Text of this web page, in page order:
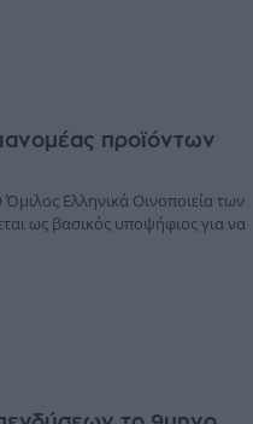
προϊόντων
Ελληνικά Οινοποιεία των
ως βασικός υποψήφιος για να